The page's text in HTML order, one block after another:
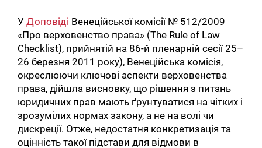
У Доповіді Венеційської комісії № 512/2009
«Про верховенство права» (The Rule of Law
Checklist), прийнятій на 86-й пленарній сесії 25–
26 березня 2011 року), Венеційська комісія,
окреслюючи ключові аспекти верховенства
права, дійшла висновку, що рішення з питань
юридичних прав мають ґрунтуватися на чітких і
зрозумілих нормах закону, а не на волі чи
дискреції. Отже, недостатня конкретизація та
оцінність такої підстави для відмови в